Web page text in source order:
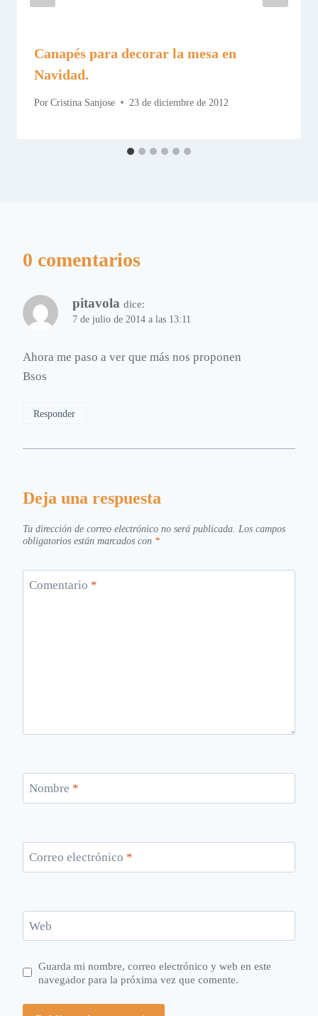
Canapés para decorar la mesa en
Navidad.
Por Cristina Sanjose 23 de diciembre de 2012
0 comentarios
pitavola dice:
7 de julio de 2014 a las 13:11
Ahora me paso a ver que más nos proponen
Bsos
Responder
Deja una respuesta
Tu dirección de correo electrónico no será publicada. Los campos
obligatorios están marcados con *
Comentario *
Nombre *
Correo electrónico *
Web
Guarda mi nombre, correo electrónico y web en este
navegador para la próxima vez que comente.